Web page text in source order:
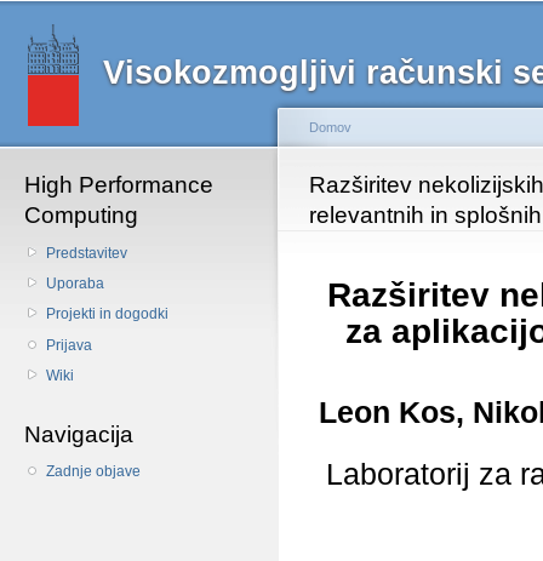
Visokozmogljivi računski
High Performance
Computing
Predstavitev
Uporaba
Projekti in dogodki
Prijava
Wiki
Navigacija
Zadnje objave
Nahajate se tukaj
Domov
Razširitev
relevantnih in
Razširitev
za
Leon Kos,
Laboratorij za